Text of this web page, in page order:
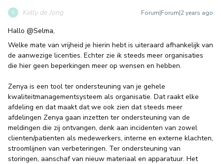
K Kelly de Jong Forum|Forum|2 years ago
Hallo @Selma,
Welke mate van vrijheid je hierin hebt is uiteraard afhankelijk van
de aanwezige licenties. Echter zie ik steeds meer organisaties
die hier geen beperkingen meer op wensen en hebben.
Zenya is een tool ter ondersteuning van je gehele
kwaliteitmanagementsysteem als organisatie. Dat raakt elke
afdeling en dat maakt dat we ook zien dat steeds meer
afdelingen Zenya gaan inzetten ter ondersteuning van de
meldingen die zij ontvangen, denk aan incidenten van zowel
clienten/patienten als medewerkers, interne en externe klachten,
stroomlijnen van verbeteringen. Ter ondersteuning van
storingen, aanschaf van nieuw materiaal en apparatuur. Het